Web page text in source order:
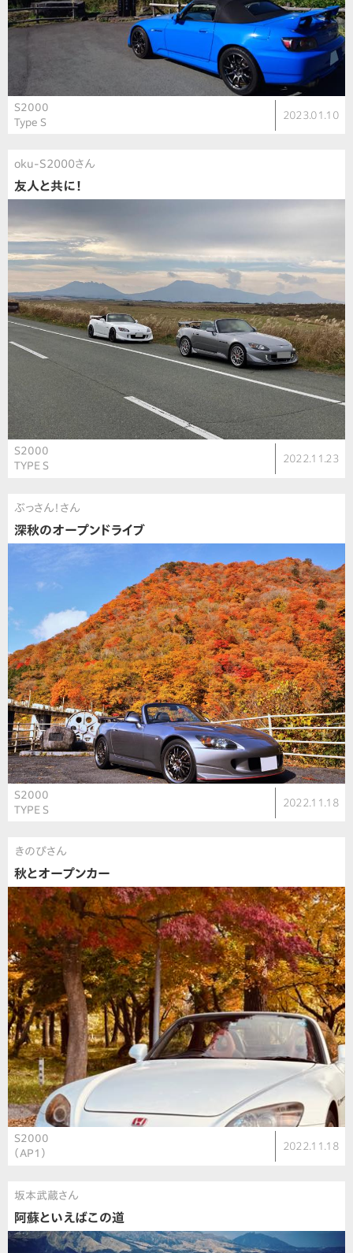
S2000
Type S
2023.01.10
oku-S2000さん
友人と共に！
S2000
TYPE S
2022.11.23
ぶっさん！さん
深秋のオープンドライブ
S2000
TYPE S
2022.11.18
きのぴさん
秋とオープンカー
S2000
（AP1）
2022.11.18
坂本武蔵さん
阿蘇といえばこの道